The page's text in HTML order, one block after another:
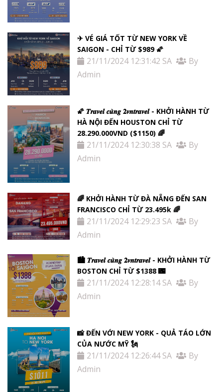
✈ VÉ GIÁ TỐT TỪ NEW YORK VỀ
SAIGON - CHỈ TỪ $989 🌠
21/11/2024 12:31:42 SA
By
Admin
🌠 𝑻𝒓𝒂𝒗𝒆𝒍 𝒄𝒖̀𝒏𝒈 𝟐𝒗𝒏𝒕𝒓𝒂𝒗𝒆𝒍 - KHỞI HÀNH TỪ
HÀ NỘI ĐẾN HOUSTON CHỈ TỪ
28.290.000VND ($1150) 🌈
21/11/2024 12:30:38 SA
By
Admin
🌈 KHỞI HÀNH TỪ ĐÀ NẴNG ĐẾN SAN
FRANCISCO CHỈ TỪ 23.495k 🌈
21/11/2024 12:29:23 SA
By
Admin
🏙 𝑻𝒓𝒂𝒗𝒆𝒍 𝒄𝒖̀𝒏𝒈 𝟐𝒗𝒏𝒕𝒓𝒂𝒗𝒆𝒍 - KHỞI HÀNH TỪ
BOSTON CHỈ TỪ $1388 🌃
21/11/2024 12:28:14 SA
By
Admin
📸 ĐẾN VỚI NEW YORK - QUẢ TÁO LỚN
CỦA NƯỚC MỸ 🗽
21/11/2024 12:26:44 SA
By
Admin